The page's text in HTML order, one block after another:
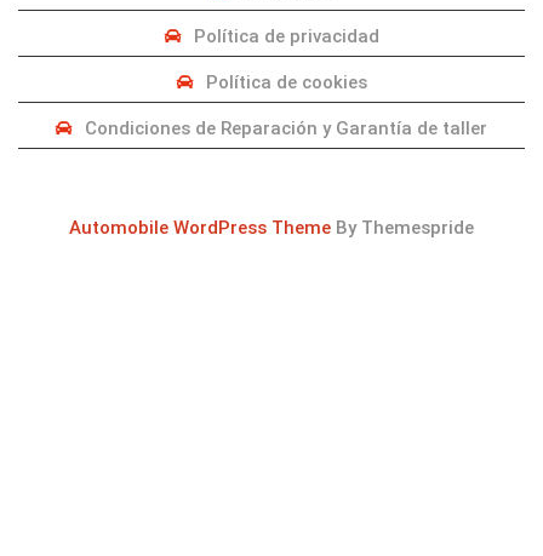
Política de privacidad
Política de cookies
Condiciones de Reparación y Garantía de taller
Automobile WordPress Theme By Themespride